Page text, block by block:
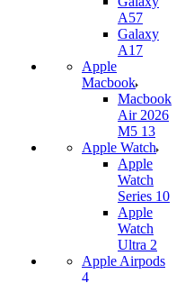
A57
Galaxy
A17
Apple
Macbook
Macbook
Air 2026
M5 13
Apple Watch
Apple
Watch
Series 10
Apple
Watch
Ultra 2
Apple Airpods
4